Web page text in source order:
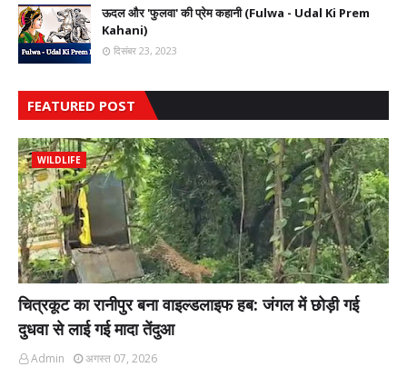
ऊदल और 'फुलवा' की प्रेम कहानी (Fulwa - Udal Ki Prem
Kahani)
दिसंबर 23, 2023
FEATURED POST
WILDLIFE
चित्रकूट का रानीपुर बना वाइल्डलाइफ हब: जंगल में छोड़ी गई
दुधवा से लाई गई मादा तेंदुआ
Admin
अगस्त 07, 2026